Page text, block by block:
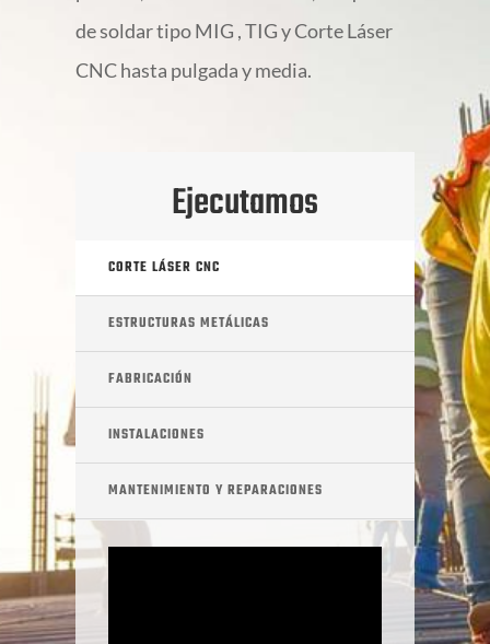
de soldar tipo MIG , TIG y Corte Láser
CNC hasta pulgada y media.
Ejecutamos
CORTE LÁSER CNC
ESTRUCTURAS METÁLICAS
FABRICACIÓN
INSTALACIONES
MANTENIMIENTO Y REPARACIONES